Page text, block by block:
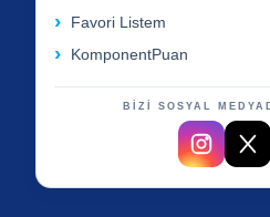
Favori Listem
KomponentPuan
BİZİ SOSYAL